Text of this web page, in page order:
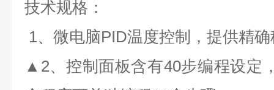
技术规格：
1、微电脑PID温度控制，提供精
▲2、控制面板含有40步编程设定